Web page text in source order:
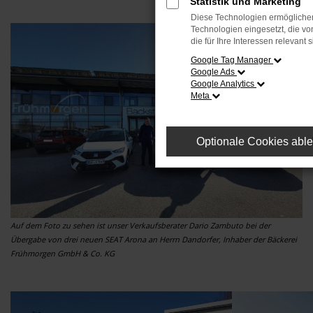
Auf dem Foto zu sehen ist unser Verkaufsberater Dario Zambuto bei der
Übergabe von drei neuen SEAT Arona an Herrn Dandorfer, Inhaber der Bäckerei
Frühmorgen GmbH & Co. KG
Diese Technologien
Technologien eingesetzt, die
die für Ihre Interessen relevant
Google Tag Manager
Google Ads
Google Analytics
Meta
Optionale Cookies